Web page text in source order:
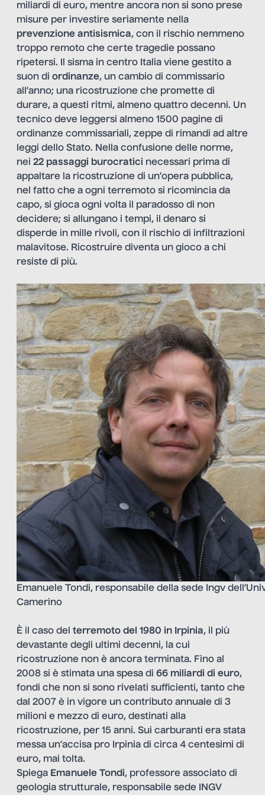
miliardi di euro, mentre ancora non si sono prese
misure per investire seriamente nella
prevenzione antisismica, con il rischio nemmeno
troppo remoto che certe tragedie possano
ripetersi. Il sisma in centro Italia viene gestito a
suon di ordinanze, un cambio di commissario
all’anno; una ricostruzione che promette di
durare, a questi ritmi, almeno quattro decenni. Un
tecnico deve leggersi almeno 1500 pagine di
ordinanze commissariali, zeppe di rimandi ad altre
leggi dello Stato. Nella confusione delle norme,
nei 22 passaggi burocratici necessari prima di
appaltare la ricostruzione di un’opera pubblica,
nel fatto che a ogni terremoto si ricomincia da
capo, si gioca ogni volta il paradosso di non
decidere; si allungano i tempi, il denaro si
disperde in mille rivoli, con il rischio di infiltrazioni
malavitose. Ricostruire diventa un gioco a chi
resiste di più.
Emanuele Tondi, responsabile della sede Ingv
Camerino
È il caso del terremoto del 1980 in Irpinia, il più
devastante degli ultimi decenni, la cui
ricostruzione non è ancora terminata. Fino al
2008 si è stimata una spesa di 66 miliardi di euro,
fondi che non si sono rivelati sufficienti, tanto che
dal 2007 è in vigore un contributo annuale di 3
milioni e mezzo di euro, destinati alla
ricostruzione, per 15 anni. Sui carburanti era stata
messa un’accisa pro Irpinia di circa 4 centesimi di
euro, mai tolta.
Spiega Emanuele Tondi, professore associato di
geologia strutturale, responsabile sede INGV